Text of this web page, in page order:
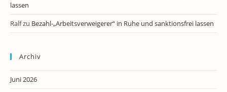
lassen
Ralfzu Bezahl-„Arbeitsverweigerer“ in Ruhe und sanktionsfrei lassen
Archiv
Juni 2026